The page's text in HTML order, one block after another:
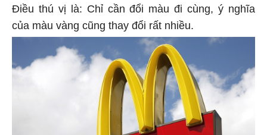
Điều thú vị là: Chỉ cần đổi màu đi cùng, ý nghĩa
của màu vàng cũng thay đổi rất nhiều.